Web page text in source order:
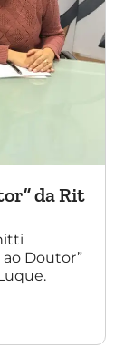
da Rit
Doutor”